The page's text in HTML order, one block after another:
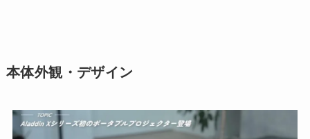
本体外観・デザイン